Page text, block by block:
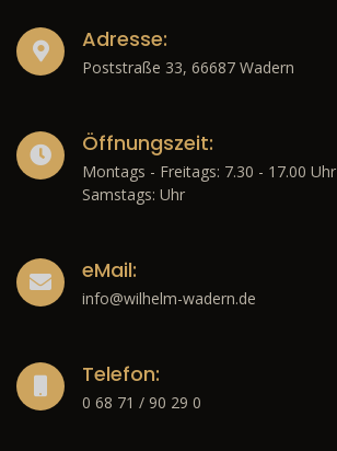
Adresse:
Poststraße 33, 66687 Wadern
Öffnungszeit:
Montags - Freitags: 7.30 - 17.00 Uhr
Samstags: Uhr
eMail:
info@wilhelm-wadern.de
Telefon:
0 68 71 / 90 29 0